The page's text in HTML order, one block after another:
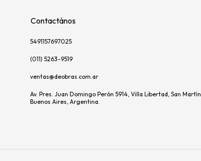
Contactános
5491157697025
(011) 5263-9519
ventas@deobras.com.ar
Av. Pres. Juan Domingo Perón 5914, Villa Libertad, San Martín.
Buenos Aires, Argentina.